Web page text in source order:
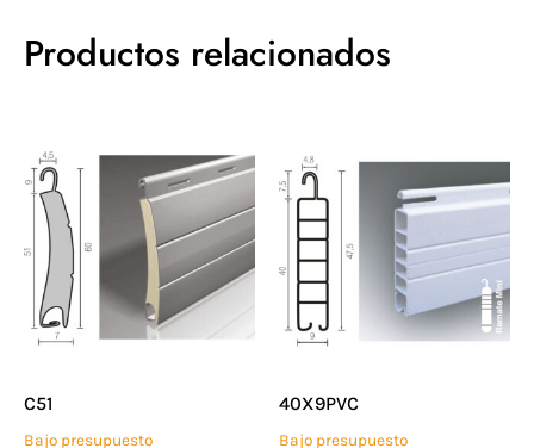
Productos relacionados
C51
Bajo presupuesto
40X9PVC
Bajo presupuesto